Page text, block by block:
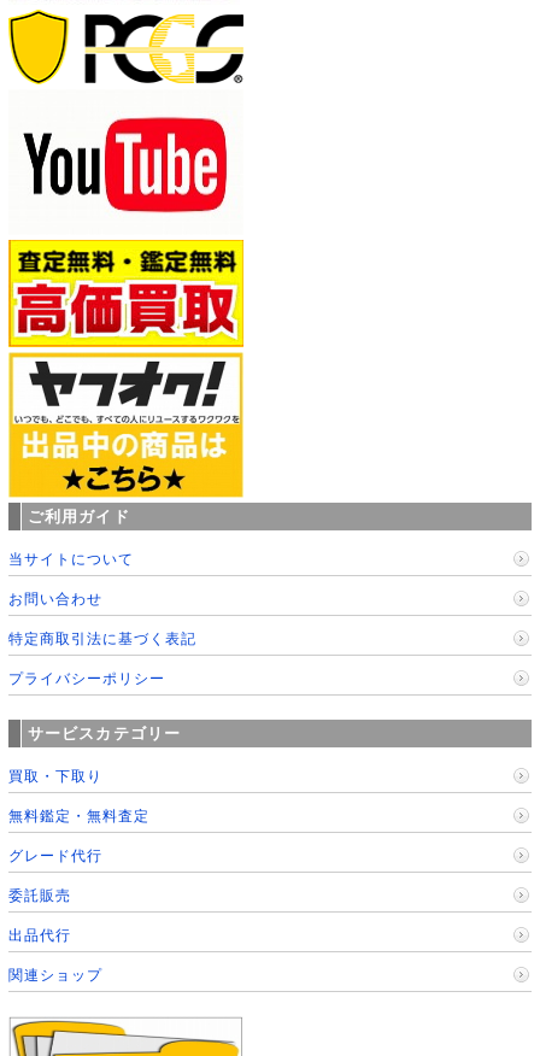
ご利用ガイド
当サイトについて
お問い合わせ
特定商取引法に基づく表記
プライバシーポリシー
サービスカテゴリー
買取・下取り
無料鑑定・無料査定
グレード代行
委託販売
出品代行
関連ショップ